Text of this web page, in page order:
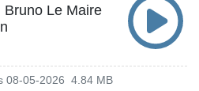
Bruno Le Maire
08-05-2026 4.84 MB